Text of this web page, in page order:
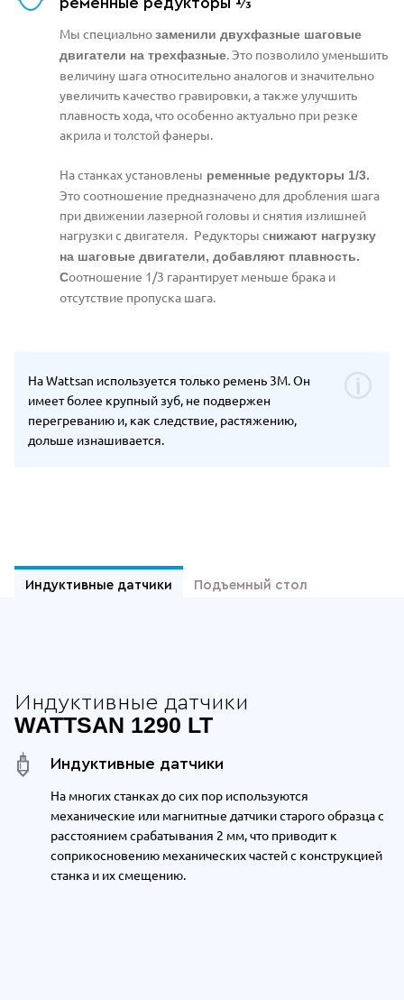
Мы специальнозаменили двухфазные шаговые
двигатели на трехфазные. Это позволило уменьшить
величину шага относительно аналогов и значительно
увеличить качество гравировки, а также улучшить
плавность хода, что особенно актуально при резке
акрила и толстой фанеры.
На станках установлены ременные редукторы 1/3.
Это соотношение предназначено для дробления шага
при движении лазерной головы и снятия излишней
нагрузки с двигателя. Редукторы снижают нагрузку
на шаговые двигатели, добавляют плавность.
Соотношение 1/3 гарантирует меньше брака и
отсутствие пропуска шага.
На Wattsan используется только ремень 3M. Он
имеет более крупный зуб, не подвержен
перегреванию и, как следствие, растяжению,
дольше изнашивается.
Отдельные преимущества Wattsan
Индуктивные датчики Подъемный стол
Индуктивные датчики
WATTSAN 1290 LT
Индуктивные датчики
На многих станках до сих пор используются
механические или магнитные датчики старого образца с
расстоянием срабатывания 2 мм, что приводит к
соприкосновению механических частей с конструкцией
станка и их смещению.